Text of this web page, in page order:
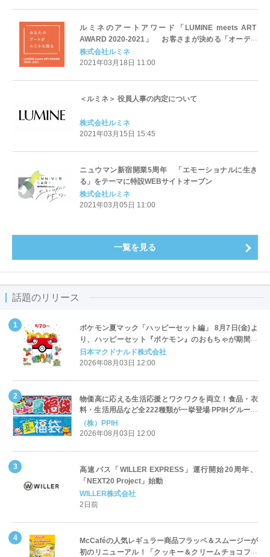
ルミネのアートアワード「LUMINE meets ART
AWARD 2020-2021」 お客さまが決める「オーディ
エンス賞」は市川大翔さんの「Life Line」に決定
株式会社ルミネ
2021年03月18日 11:00
＜ルミネ＞ 役員人事の内定について
株式会社ルミネ
2021年03月15日 15:45
ニュウマン新宿開業5周年 「エモーショナルに生き
る」をテーマに特設WEBサイトオープン
株式会社ルミネ
2021年03月05日 11:00
一覧を見る
話題のリリース
ポケモン夏マック「ハッピーセット編」 8月7日(金)よ
り、ハッピーセット『ポケモン』のおもちゃが期間限
定登場
日本マクドナルド株式会社
2026年08月03日 12:00
物価高に応える生活応援とワクワクを両立！食品・衣
料・生活用品など全222種類が一挙登場 PPIHグループ
「夏福袋」＆セール 8月6日(木)より順次スタート
（株）PPIH
2026年08月03日 12:00
高速バス「WILLER EXPRESS」運行開始20周年、
「NEXT20 Project」始動
WILLER株式会社
2日前
McCaféの人気レギュラー商品フラッペ＆スムージーが
初のリニューアル！「クッキー＆クリームチョコフラ